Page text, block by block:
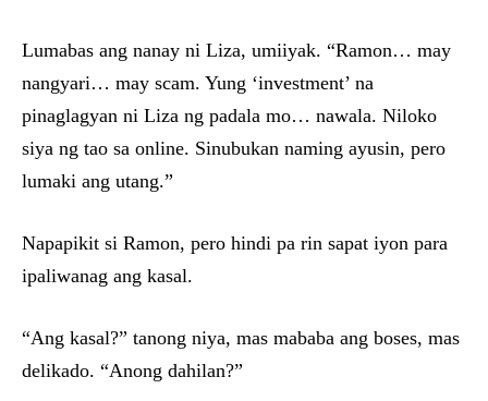
Lumabas ang nanay ni Liza, umiiyak. “Ramon… may
nangyari… may scam. Yung ‘investment’ na
pinaglagyan ni Liza ng padala mo… nawala. Niloko
siya ng tao sa online. Sinubukan naming ayusin, pero
lumaki ang utang.”
Napapikit si Ramon, pero hindi pa rin sapat iyon para
ipaliwanag ang kasal.
“Ang kasal?” tanong niya, mas mababa ang boses, mas
delikado. “Anong dahilan?”